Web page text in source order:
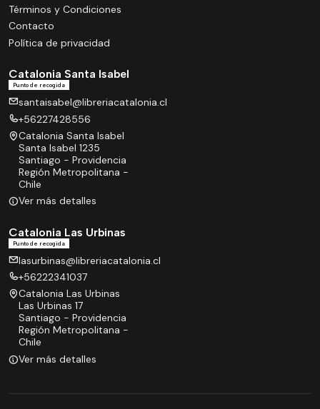
Términos y Condiciones
Contacto
Política de privacidad
Catalonia Santa Isabel
Punto de recogida
santaisabel@libreriacatalonia.cl
+56227428556
Catalonia Santa Isabel
Santa Isabel 1235
Santiago - Providencia
Región Metropolitana -
Chile
Ver más detalles
Catalonia Las Urbinas
Punto de recogida
lasurbinas@libreriacatalonia.cl
+56222341037
Catalonia Las Urbinas
Las Urbinas 17
Santiago - Providencia
Región Metropolitana -
Chile
Ver más detalles